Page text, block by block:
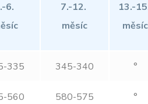
6.
7.-12.
měsíc
13.-
měsíc
335 345-340 °
560 580-575 °